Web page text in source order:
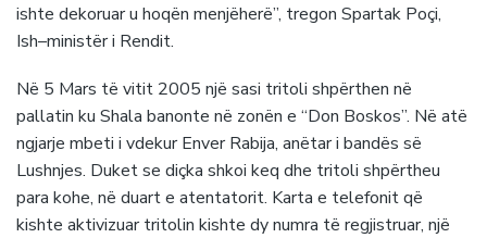
ishte dekoruar u hoqën menjëherë”, tregon Spartak Poçi,
Ish–ministër i Rendit.
Në 5 Mars të vitit 2005 një sasi tritoli shpërthen në
pallatin ku Shala banonte në zonën e “Don Boskos”. Në atë
ngjarje mbeti i vdekur Enver Rabija, anëtar i bandës së
Lushnjes. Duket se diçka shkoi keq dhe tritoli shpërtheu
para kohe, në duart e atentatorit. Karta e telefonit që
kishte aktivizuar tritolin kishte dy numra të regjistruar, një